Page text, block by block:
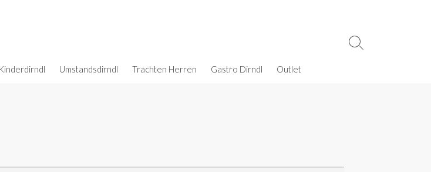
Kinderdirndl Umstandsdirndl Trachten Herren Gastro Dirndl Outlet
S